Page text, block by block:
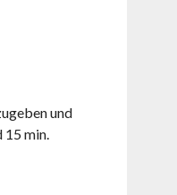
und
15 min.